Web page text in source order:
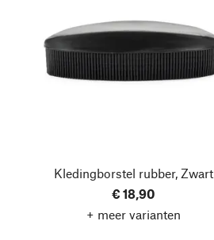
Kledingborstel rubber, Zwart
€ 18,90
+ meer varianten